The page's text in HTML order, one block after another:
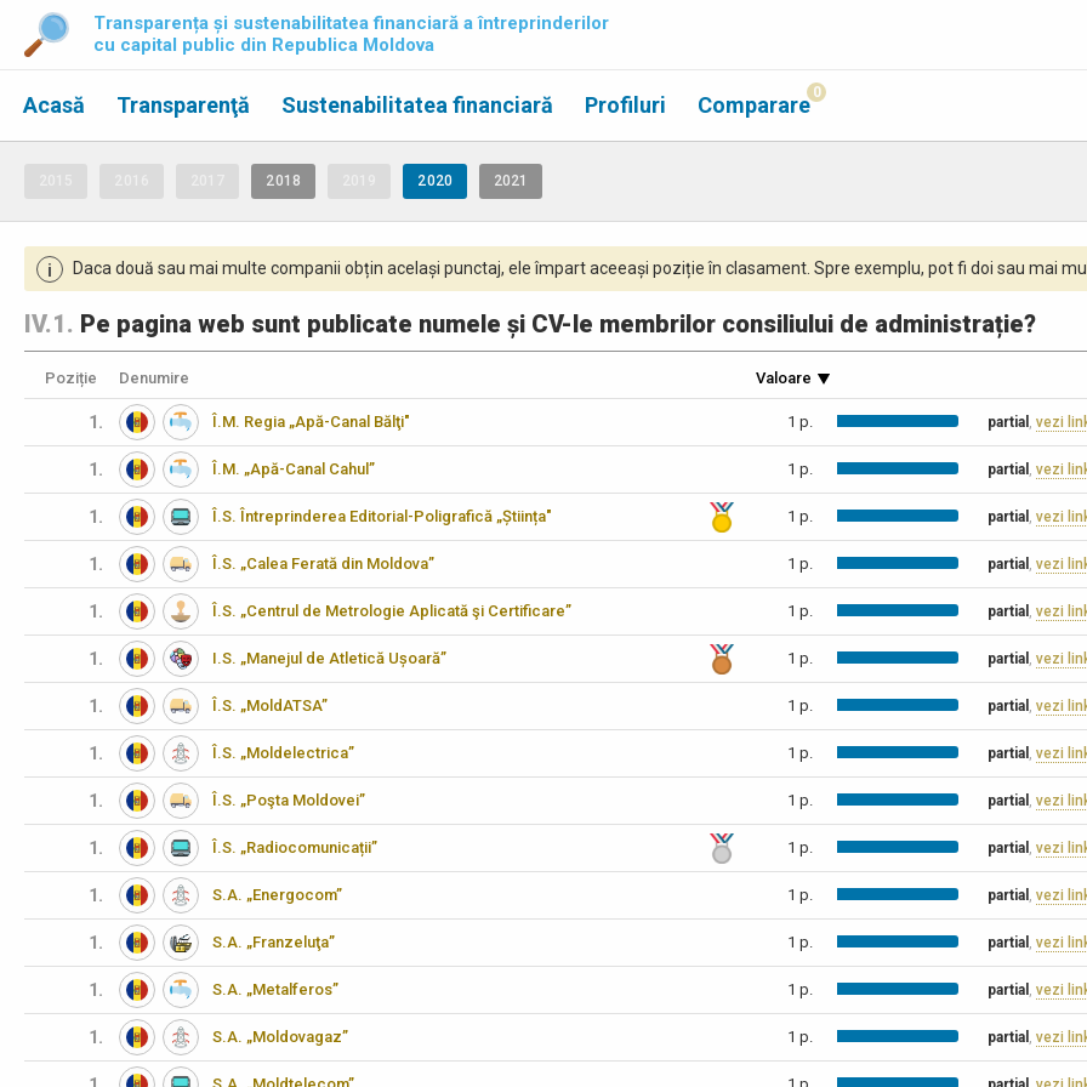
Transparența și sustenabilitatea financiară a întreprinderilor
cu capital public din Republica Moldova
Acasă Transparenţă Sustenabilitatea financiară Profiluri Comparare 0
2018 2020 2021
i Daca două sau mai multe companii obțin același punctaj, ele împart aceeași poziție în clasament. Spre exemplu, pot fi doi sau mai
IV.1. Pe pagina web sunt publicate numele și CV-le membrilor consiliului de administrație?
Poziție Denumire Valoare
1. Î.M. Regia „Apă-Canal Bălţi" 1 p. partial , vezi
1. Î.M. „Apă-Canal Cahul” 1 p. partial , vezi
1. Î.S. Întreprinderea Editorial-Poligrafică „Știința" 1 p. partial , vezi
1. Î.S. „Calea Ferată din Moldova” 1 p. partial , vezi
1. Î.S. „Centrul de Metrologie Aplicată şi Certificare” 1 p. partial , vezi
1. I.S. „Manejul de Atletică Ușoară” 1 p. partial , vezi
1. Î.S. „MoldATSA” 1 p. partial , vezi
1. Î.S. „Moldelectrica” 1 p. partial , vezi
1. Î.S. „Poşta Moldovei” 1 p. partial , vezi
1. Î.S. „Radiocomunicații” 1 p. partial , vezi
1. S.A. „Energocom” 1 p. partial , vezi
1. S.A. „Franzeluţa” 1 p. partial , vezi
1. S.A. „Metalferos” 1 p. partial , vezi
1. S.A. „Moldovagaz” 1 p. partial , vezi